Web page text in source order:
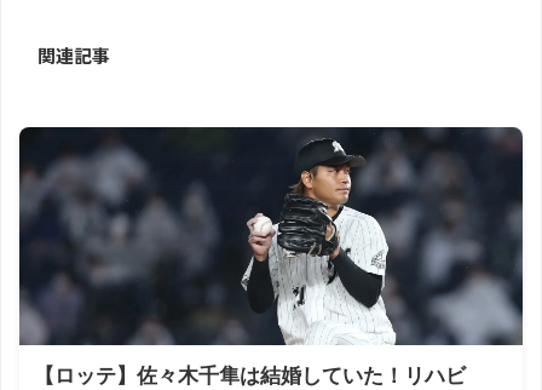
関連記事
【ロッテ】佐々木千隼は結婚していた！リハビ